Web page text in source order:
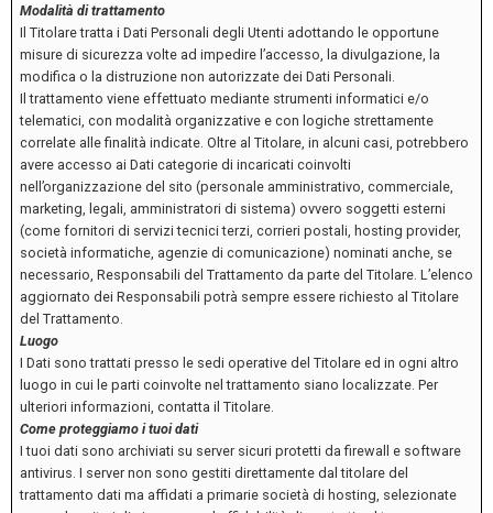
Modalità di trattamento
Il Titolare tratta i Dati Personali degli Utenti adottando le opportune
misure di sicurezza volte ad impedire l’accesso, la divulgazione, la
modifica o la distruzione non autorizzate dei Dati Personali.
Il trattamento viene effettuato mediante strumenti informatici e/o
telematici, con modalità organizzative e con logiche strettamente
correlate alle finalità indicate. Oltre al Titolare, in alcuni casi, potrebbero
avere accesso ai Dati categorie di incaricati coinvolti
nell’organizzazione del sito (personale amministrativo, commerciale,
marketing, legali, amministratori di sistema) ovvero soggetti esterni
(come fornitori di servizi tecnici terzi, corrieri postali, hosting provider,
società informatiche, agenzie di comunicazione) nominati anche, se
necessario, Responsabili del Trattamento da parte del Titolare. L’elenco
aggiornato dei Responsabili potrà sempre essere richiesto al Titolare
del Trattamento.
Luogo
I Dati sono trattati presso le sedi operative del Titolare ed in ogni altro
luogo in cui le parti coinvolte nel trattamento siano localizzate. Per
ulteriori informazioni, contatta il Titolare.
Come proteggiamo i tuoi dati
I tuoi dati sono archiviati su server sicuri protetti da firewall e software
antivirus. I server non sono gestiti direttamente dal titolare del
trattamento dati ma affidati a primarie società di hosting, selezionate